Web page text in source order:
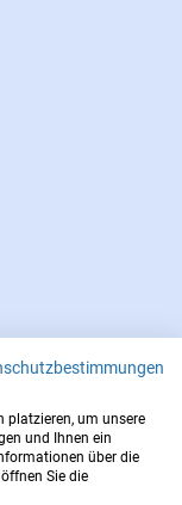
: 112
platzieren, um unsere
und Ihnen ein
über die
Sie die